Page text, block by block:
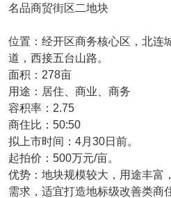
名品商贸街区二地块
位置：经开区商务核心区，北连
道，西接五台山路。
面积：278亩
用途：居住、商业、商务
容积率：2.75
商住比：50:50
拟上市时间：4月30日前。
起拍价：500万元/亩。
优势：地块规模较大，用途丰富
需求，适宜打造地标级改善类商